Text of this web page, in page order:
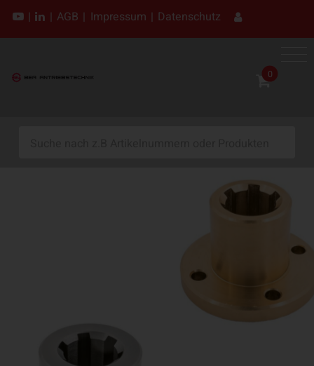
| | AGB | Impressum | Datenschutz
0